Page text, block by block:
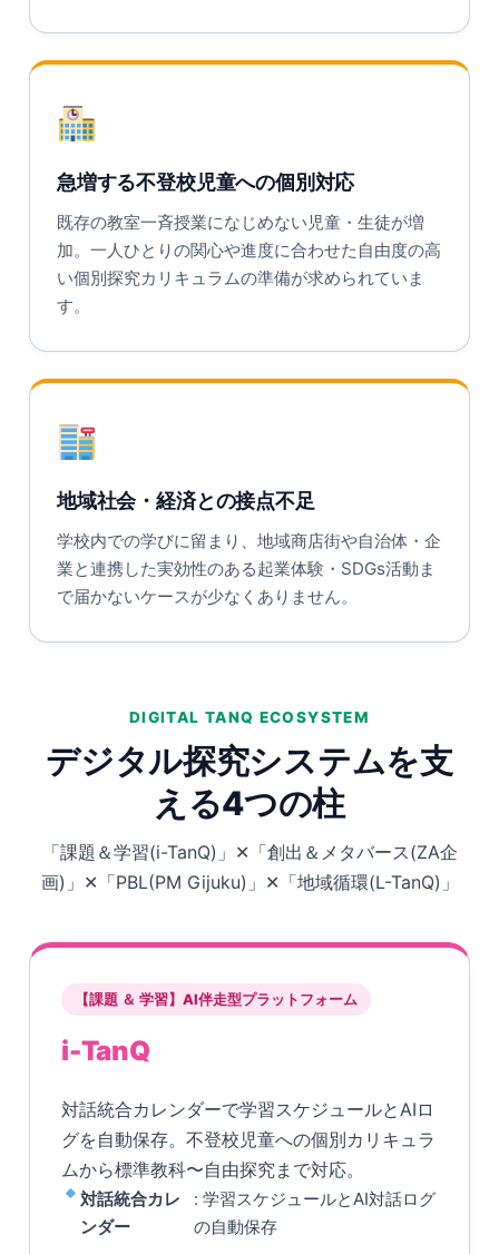
急増する不登校児童への個別対応
既存の教室一斉授業になじめない児童・生徒が増
加。一人ひとりの関心や進度に合わせた自由度の高
い個別探究カリキュラムの準備が求められていま
す。
地域社会・経済との接点不足
学校内での学びに留まり、地域商店街や自治体・企
業と連携した実効性のある起業体験・SDGs活動ま
で届かないケースが少なくありません。
DIGITAL TANQ ECOSYSTEM
デジタル探究システムを支
える4つの柱
「課題＆学習(i-TanQ)」✕「創出＆メタバース(ZA企
画)」✕「PBL(PM Gijuku)」✕「地域循環(L-TanQ)」
【課題 ＆ 学習】AI伴走型プラットフォーム
i-TanQ
対話統合カレンダーで学習スケジュールとAIロ
グを自動保存。不登校児童への個別カリキュラ
ムから標準教科〜自由探究まで対応。
対話統合カレ
ンダー
: 学習スケジュールとAI対話ログ
の自動保存